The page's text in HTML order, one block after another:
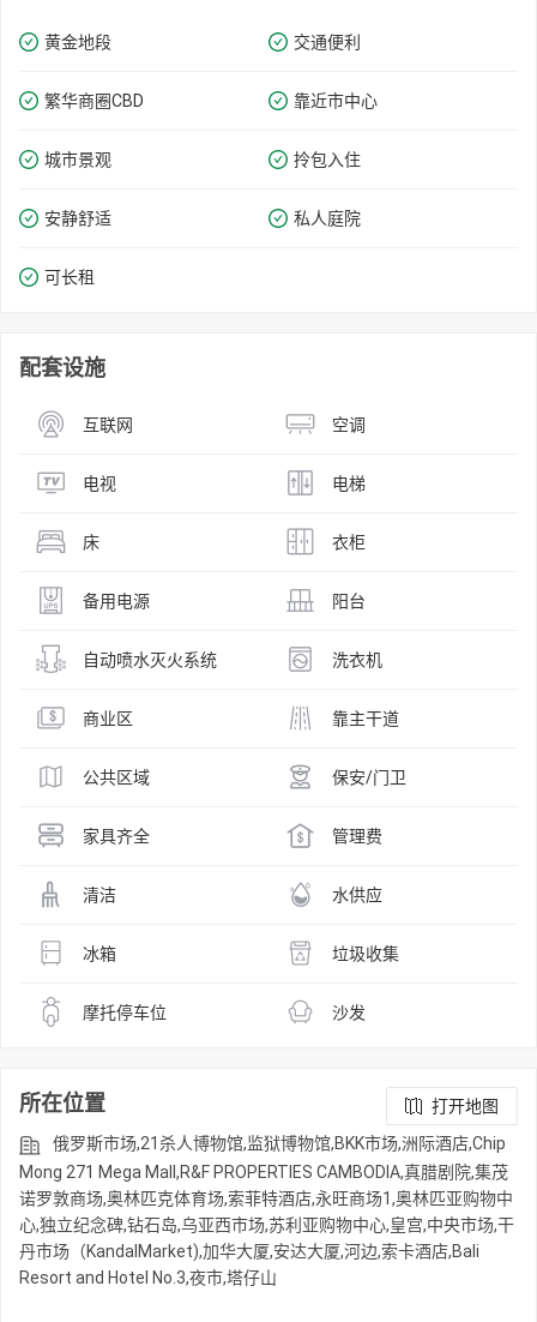
黄金地段 交通便利
繁华商圈​​CBD 靠近市中心
城市景观 拎包入住
安静舒适 私人庭院
可长租
配套设施
互联网 空调
电视 电梯
床 衣柜
备用电源 阳台
自动喷水灭火系统 洗衣机
商业区 靠主干道
公共区域 保安/门卫
家具齐全 管理费
清洁 水供应
冰箱 垃圾收集
摩托停车位 沙发
所在位置
打开地图
俄罗斯市场,21杀人博物馆,监狱博物馆,BKK市场,洲际酒店,Chip
Mong 271 Mega Mall,R&F PROPERTIES CAMBODIA,真腊剧院,集茂
诺罗敦商场,奥林匹克体育场,索菲特酒店,永旺商场1,奥林匹亚购物中
心,独立纪念碑,钻石岛,乌亚西市场,苏利亚购物中心,皇宫,中央市场,干
丹市场（KandalMarket),加华大厦,安达大厦,河边,索卡酒店,Bali
Resort and Hotel No.3,夜市,塔仔山